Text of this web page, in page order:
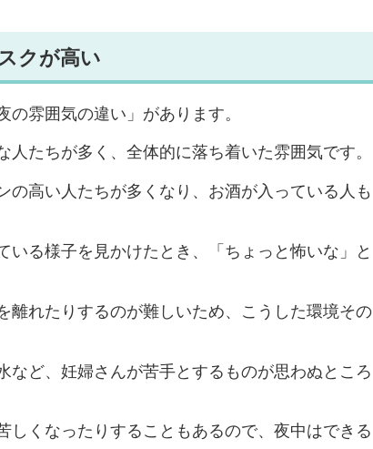
クが高い
雰囲気の違い」があります。
たちが多く、全体的に落ち着いた雰囲気です。
高い人たちが多くなり、お酒が入っている人も
る様子を見かけたとき、「ちょっと怖いな」と
離れたりするのが難しいため、こうした環境その
ど、妊婦さんが苦手とするものが思わぬところ
くなったりすることもあるので、夜中はできる